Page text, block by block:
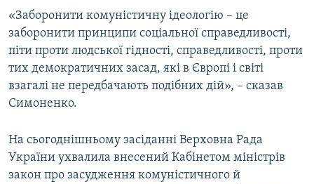
«Заборонити комуністичну ідеологію – це
заборонити принципи соціальної справедливості,
піти проти людської гідності, справедливості, проти
тих демократичних засад, які в Європі і світі
взагалі не передбачають подібних дій», – сказав
Симоненко.
На сьогоднішньому засіданні Верховна Рада
України ухвалила внесений Кабінетом міністрів
закон про засудження комуністичного й